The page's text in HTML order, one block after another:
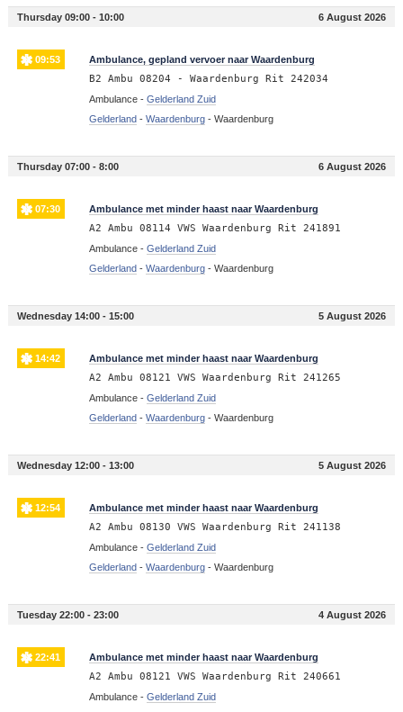
Thursday 09:00 - 10:00 6 August 2026
09:53 Ambulance, gepland vervoer naar Waardenburg
B2 Ambu 08204 - Waardenburg Rit 242034
Ambulance - Gelderland Zuid
Gelderland- Waardenburg- Waardenburg
Thursday 07:00 - 8:00 6 August 2026
07:30 Ambulance met minder haast naar Waardenburg
A2 Ambu 08114 VWS Waardenburg Rit 241891
Ambulance - Gelderland Zuid
Gelderland- Waardenburg- Waardenburg
Wednesday 14:00 - 15:00 5 August 2026
14:42 Ambulance met minder haast naar Waardenburg
A2 Ambu 08121 VWS Waardenburg Rit 241265
Ambulance - Gelderland Zuid
Gelderland- Waardenburg- Waardenburg
Wednesday 12:00 - 13:00 5 August 2026
12:54 Ambulance met minder haast naar Waardenburg
A2 Ambu 08130 VWS Waardenburg Rit 241138
Ambulance - Gelderland Zuid
Gelderland- Waardenburg- Waardenburg
Tuesday 22:00 - 23:00 4 August 2026
22:41 Ambulance met minder haast naar Waardenburg
A2 Ambu 08121 VWS Waardenburg Rit 240661
Ambulance - Gelderland Zuid